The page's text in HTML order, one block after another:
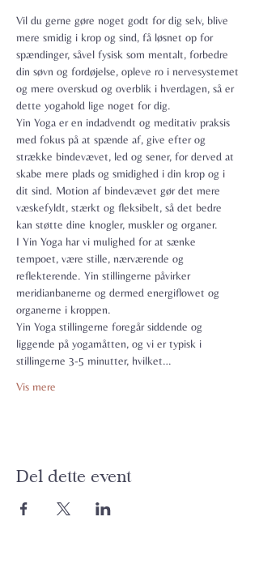
Vil du gerne gøre noget godt for dig selv, blive
mere smidig i krop og sind, få løsnet op for
spændinger, såvel fysisk som mentalt, forbedre
din søvn og fordøjelse, opleve ro i nervesystemet
og mere overskud og overblik i hverdagen, så er
dette yogahold lige noget for dig.
Yin Yoga er en indadvendt og meditativ praksis
med fokus på at spænde af, give efter og
strække bindevævet, led og sener, for derved at
skabe mere plads og smidighed i din krop og i
dit sind. Motion af bindevævet gør det mere
væskefyldt, stærkt og fleksibelt, så det bedre
kan støtte dine knogler, muskler og organer.
I Yin Yoga har vi mulighed for at sænke
tempoet, være stille, nærværende og
reflekterende. Yin stillingerne påvirker
meridianbanerne og dermed energiflowet og
organerne i kroppen.
Yin Yoga stillingerne foregår siddende og
liggende på yogamåtten, og vi er typisk i
stillingerne 3-5 minutter, hvilket…
Vis mere
Del dette event